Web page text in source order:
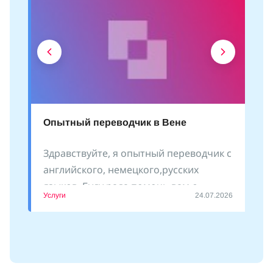
Опытный переводчик в Вене
Здравствуйте, я опытный переводчик с
английского, немецкого,русских
языков. Буду рада помочь вам с
оформлением документов, сопровожу
Услуги 24.07.2026